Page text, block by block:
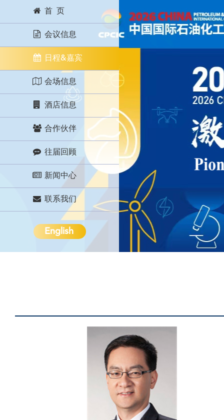
首 页
会议信息
日程&嘉宾
会场信息
酒店信息
合作伙伴
往届回顾
新闻中心
联系我们
English